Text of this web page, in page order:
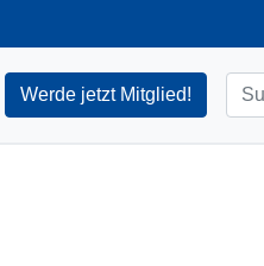
Werde jetzt Mitglied!